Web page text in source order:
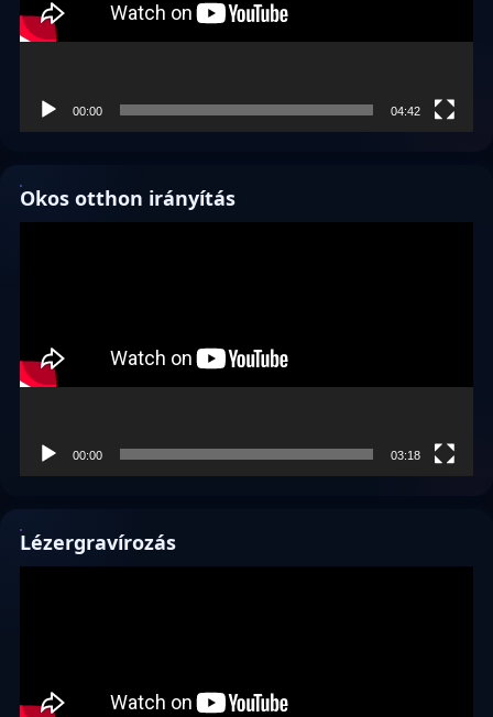
00:00 04:42
Okos otthon irányítás
00:00 03:18
Lézergravírozás